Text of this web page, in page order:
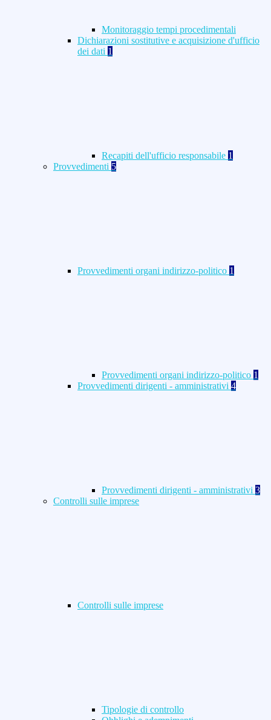
Monitoraggio tempi procedimentali
Dichiarazioni sostitutive e acquisizione d'ufficio
dei dati 1
Recapiti dell'ufficio responsabile 1
Provvedimenti 5
Provvedimenti organi indirizzo-politico 1
Provvedimenti organi indirizzo-politico 1
Provvedimenti dirigenti - amministrativi 4
Provvedimenti dirigenti - amministrativi 3
Controlli sulle imprese
Controlli sulle imprese
Tipologie di controllo